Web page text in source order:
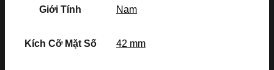
Giới Tính Nam
Kích Cỡ Mặt Số 42 mm